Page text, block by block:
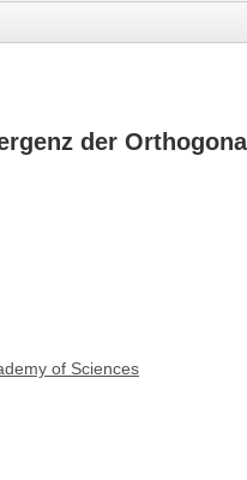
der
of Sciences